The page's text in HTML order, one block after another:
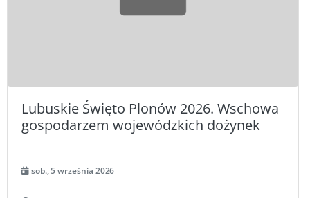
Lubuskie Święto Plonów 2026. Wschowa
gospodarzem wojewódzkich dożynek
sob., 5 września 2026